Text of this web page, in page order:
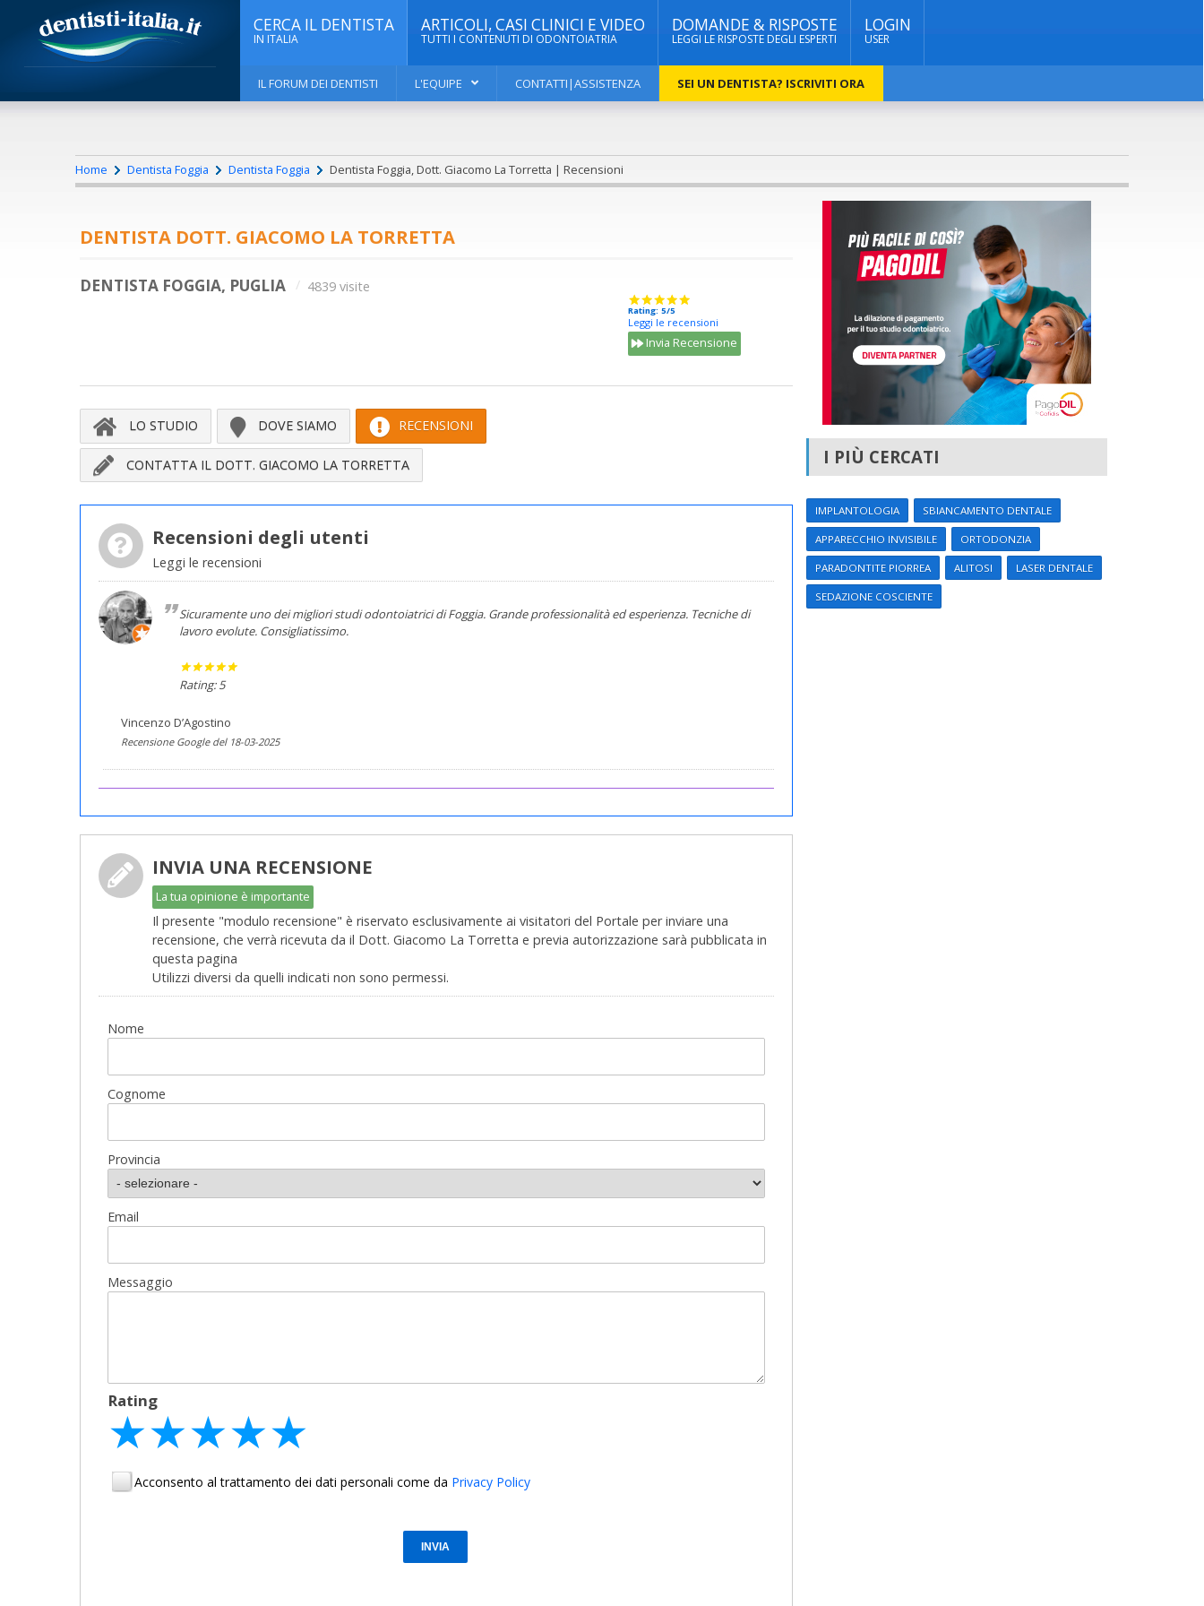
CERCA IL DENTISTA
IN ITALIA
ARTICOLI, CASI CLINICI E VIDEO
TUTTI I CONTENUTI DI ODONTOIATRIA
DOMANDE & RISPOSTE
LEGGI LE RISPOSTE DEGLI ESPERTI
LOGIN
USER
IL FORUM DEI DENTISTI L'EQUIPE CONTATTI|ASSISTENZA SEI UN DENTISTA? ISCRIVITI ORA
Home Dentista Foggia Dentista Foggia Dentista Foggia, Dott. Giacomo La Torretta | Recensioni
DENTISTA DOTT. GIACOMO LA TORRETTA
DENTISTA FOGGIA, PUGLIA 4839 visite
Rating: 5/5
Leggi le recensioni
Invia Recensione
LO STUDIO DOVE SIAMO RECENSIONI
CONTATTA IL DOTT. GIACOMO LA TORRETTA
Recensioni degli utenti
Leggi le recensioni
Sicuramente uno dei migliori studi odontoiatrici di Foggia. Grande professionalità ed esperienza. Tecniche di
lavoro evolute. Consigliatissimo.
Rating: 5
Vincenzo D’Agostino
Recensione Google del 18-03-2025
I PIÙ CERCATI
IMPLANTOLOGIA SBIANCAMENTO DENTALE
APPARECCHIO INVISIBILE ORTODONZIA
PARADONTITE PIORREA ALITOSI LASER DENTALE
SEDAZIONE COSCIENTE
INVIA UNA RECENSIONE
La tua opinione è importante
Il presente "modulo recensione" è riservato esclusivamente ai visitatori del Portale per inviare una
recensione, che verrà ricevuta da il Dott. Giacomo La Torretta e previa autorizzazione sarà pubblicata in
questa pagina
Utilizzi diversi da quelli indicati non sono permessi.
Nome
Cognome
Provincia
Email
Messaggio
Rating
★
★★
★★★
★★★★
★★★★★
Acconsento al trattamento dei dati personali come da Privacy Policy